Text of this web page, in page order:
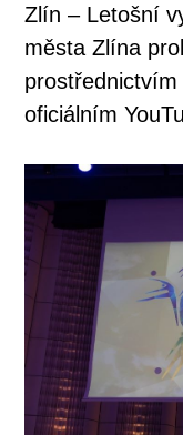
Zlín – Letošní
města Zlína
oficiálním